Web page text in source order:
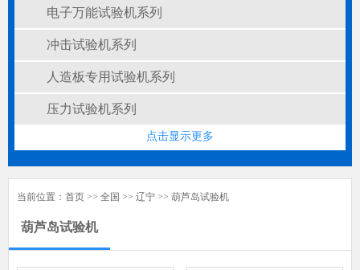
电子万能试验机系列
冲击试验机系列
人造板专用试验机系列
压力试验机系列
点击显示更多
当前位置： 首页 >> 全国 >> 辽宁 >> 葫芦岛试验机
葫芦岛试验机